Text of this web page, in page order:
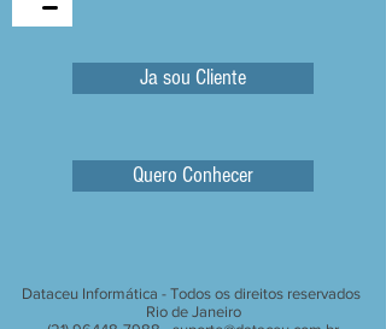
Ja sou Cliente
Quero Conhecer
Dataceu Informática - Todos os direitos reservados
Rio de Janeiro